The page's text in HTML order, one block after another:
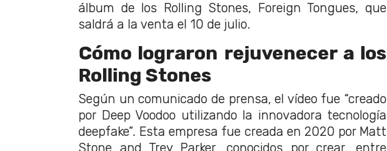
álbum de los Rolling Stones, Foreign Tongues, que
saldrá a la venta el 10 de julio.
Cómo lograron rejuvenecer a los
Rolling Stones
Según un comunicado de prensa, el vídeo fue “creado
por Deep Voodoo utilizando la innovadora tecnología
deepfake”. Esta empresa fue creada en 2020 por Matt
Stone and Trey Parker, conocidos por crear, entre